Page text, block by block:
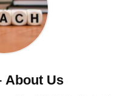
About Us